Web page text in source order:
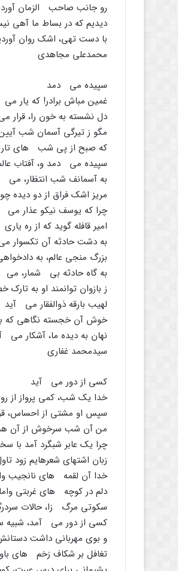
رو جانب صاحب الزمان
دیدیم که در بساط ما آهى
با دست تهى، اشک روان
محمدعلى مجاهدى
سپیده مى دمد
غمین مباش برادر! که یار
دل نشسته به خون را، قرار
مگو ز تیرگى آسمان شب
که صبح از پى شب هاى
سپیده مى دمد و، آفتاب
به آسمانف شب انتظار، مى
مریز اشک فراق از دو دیده
چرا که یوسف نیکو عذار مى
امیر قافله گوید که از ره یارى
به دشت حادثه آن تکسوار
بزرگ منجى عالم، به
به گاه حادثه بى شمار، مى
ز بازوان توانمند او به تارک
لهیب بارقه ذوالفقار مى آید
خوش آن خجسته نگاهى که
نهان به دیده ما، آشکار مى
سیدمحمد غفارى
کسى از دور مى آید
خدا یک شب، کمى پرواز از
سپس او مشتى از احساس،
من آن شب سرخوش از آن
چرا یک عابر شبگرد آمد با
زبان اشتهاى شعرهایم زود
خدا آن لقمه هاى نانجیب
دلم در کوچه هاى غربتى
سکوتى مرگ زا، حالات
کسى از دور مى آمد، شبیه
و بوى مهربانى داشت
تغافل بر شکاف زخم هاى